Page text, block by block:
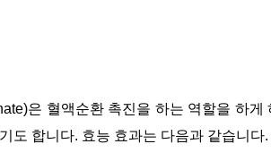
은 혈액순환 촉진을 하는 역할을 하
도 합니다. 효능 효과는 다음과 같습니다.